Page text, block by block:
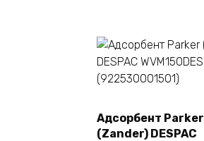
Подробнее
Адсорбент Parker
(Zander) DESPAC